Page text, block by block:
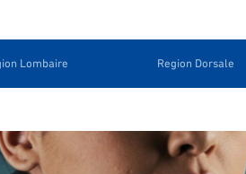
Lombaire Region Dorsale